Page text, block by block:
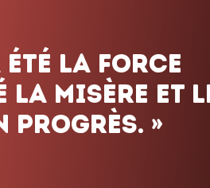
jamais. Nous
quels que
importe le
»